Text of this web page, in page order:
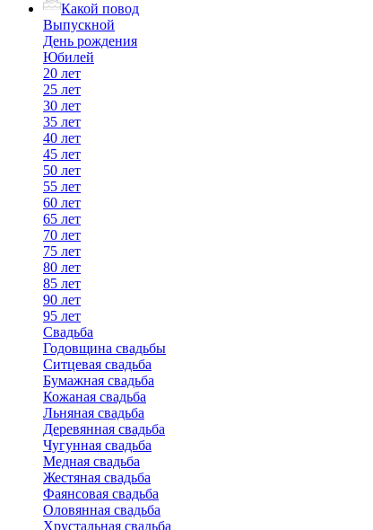
Какой повод
Выпускной
День рождения
Юбилей
20 лет
25 лет
30 лет
35 лет
40 лет
45 лет
50 лет
55 лет
60 лет
65 лет
70 лет
75 лет
80 лет
85 лет
90 лет
95 лет
Свадьба
Годовщина свадьбы
Ситцевая свадьба
Бумажная свадьба
Кожаная свадьба
Льняная свадьба
Деревянная свадьба
Чугунная свадьба
Медная свадьба
Жестяная свадьба
Фаянсовая свадьба
Оловянная свадьба
Хрустальная свадьба